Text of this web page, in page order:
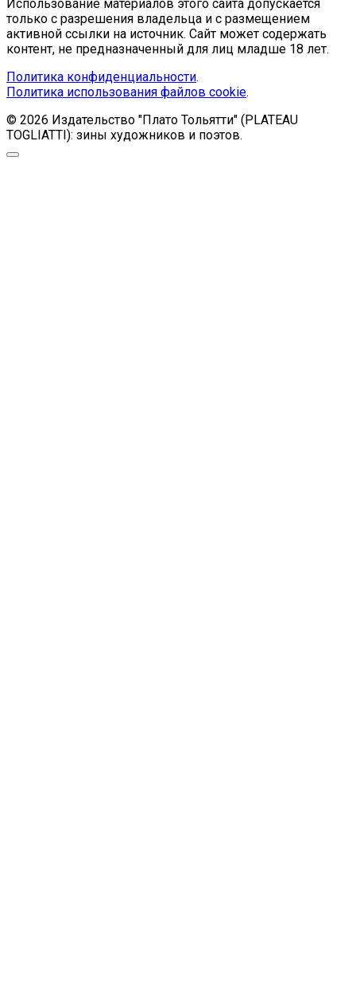
Использование материалов этого сайта допускается
только с разрешения владельца и с размещением
активной ссылки на источник. Сайт может содержать
контент, не предназначенный для лиц младше 18 лет.
Политика конфиденциальности.
Политика использования файлов cookie.
© 2026 Издательство "Плато Тольятти" (PLATEAU
TOGLIATTI): зины художников и поэтов.